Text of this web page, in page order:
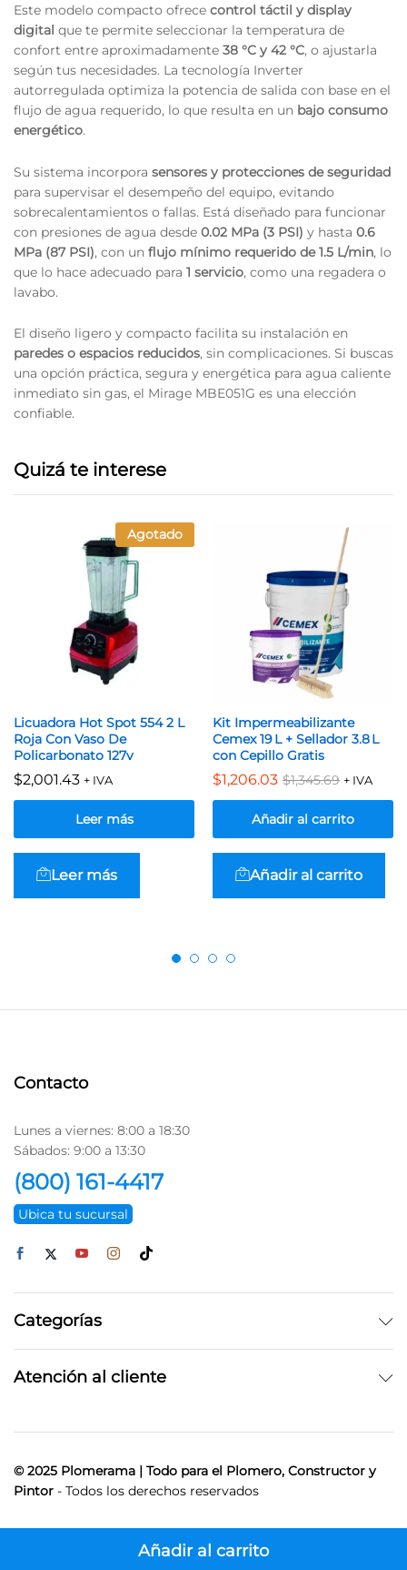
Añadir al carrito
Este modelo compacto ofrece control táctil y display
digital que te permite seleccionar la temperatura de
confort entre aproximadamente 38 °C y 42 °C, o ajustarla
según tus necesidades. La tecnología Inverter
autorregulada optimiza la potencia de salida con base en el
flujo de agua requerido, lo que resulta en un bajo consumo
energético.
Su sistema incorpora sensores y protecciones de seguridad
para supervisar el desempeño del equipo, evitando
sobrecalentamientos o fallas. Está diseñado para funcionar
con presiones de agua desde 0.02 MPa (3 PSI) y hasta 0.6
MPa (87 PSI), con un flujo mínimo requerido de 1.5 L/min, lo
que lo hace adecuado para 1 servicio, como una regadera o
lavabo.
El diseño ligero y compacto facilita su instalación en
paredes o espacios reducidos, sin complicaciones. Si buscas
una opción práctica, segura y energética para agua caliente
inmediato sin gas, el Mirage MBE051G es una elección
confiable.
Quizá te interese
Agotado
Licuadora Hot Spot 554 2 L
Roja Con Vaso De
Policarbonato 127v
$2,001.43 + IVA
Leer más
Leer más
Kit Impermeabilizante
Cemex 19 L + Sellador 3.8 L
con Cepillo Gratis
$1,206.03 $1,345.69 + IVA
Añadir al carrito
Añadir al carrito
Contacto
Lunes a viernes: 8:00 a 18:30
Sábados: 9:00 a 13:30
(800) 161-4417
Ubica tu sucursal
Categorías
Atención al cliente
© 2025 Plomerama | Todo para el Plomero, Constructor y
Pintor - Todos los derechos reservados